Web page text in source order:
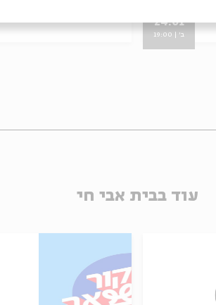
24.01
ב' | 19:00
עוד בבית אבי חי